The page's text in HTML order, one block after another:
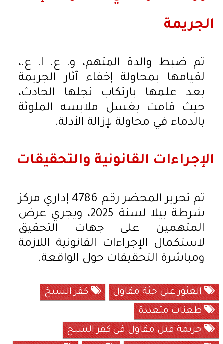
الجريمة
تم ضبط والدة المتهم، و. ع. ا. ع.،
لقيامها بمحاولة إخفاء آثار الجريمة
بعد علمها بارتكاب نجلها الحادث،
حيث قامت بغسل ملابسه الملوثة
بالدماء في محاولة لإزالة الأدلة.
الإجراءات القانونية والتحقيقات
تم تحرير المحضر رقم 4786 إداري مركز
شرطة بيلا لسنة 2025، ويجري عرض
المتهمين على جهات التحقيق
لاستكمال الإجراءات القانونية اللازمة
ومباشرة التحقيقات حول الواقعة.
العثور على جثة مقاول
كفر الشيخ
طعنات متعددة
جريمة قتل مقاول في كفر الشيخ